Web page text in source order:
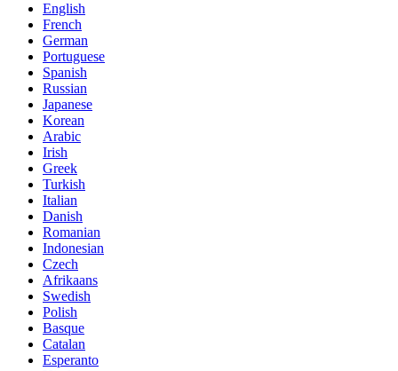
English
French
German
Portuguese
Spanish
Russian
Japanese
Korean
Arabic
Irish
Greek
Turkish
Italian
Danish
Romanian
Indonesian
Czech
Afrikaans
Swedish
Polish
Basque
Catalan
Esperanto